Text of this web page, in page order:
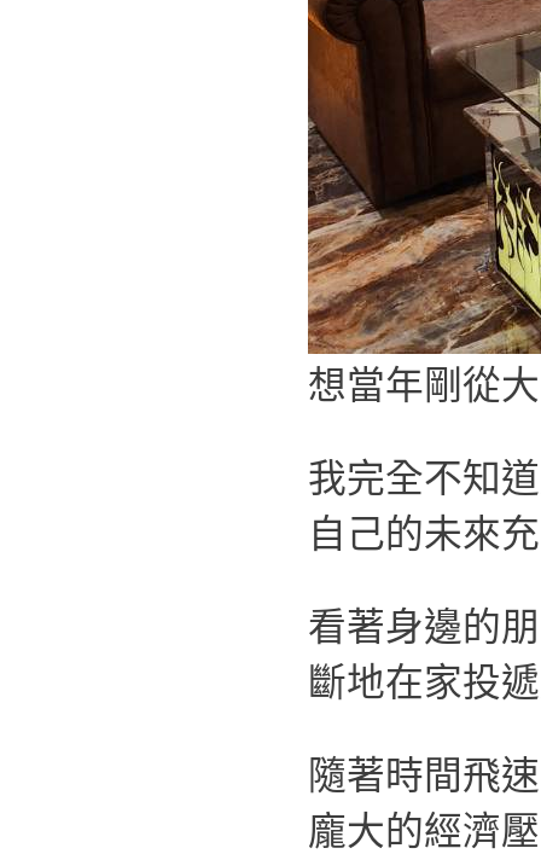
想當年剛從
我完全不知
自己的未來
看著身邊的
斷地在家投
隨著時間飛
龐大的經濟